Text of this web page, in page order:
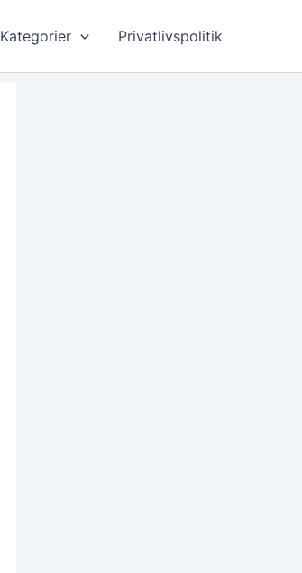
Kategorier Privatlivspolitik